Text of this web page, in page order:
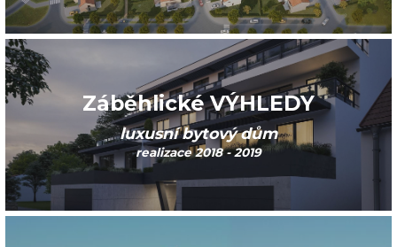
Záběhlické VÝHLEDY
luxusní bytový dům
realizace 2018 - 2019